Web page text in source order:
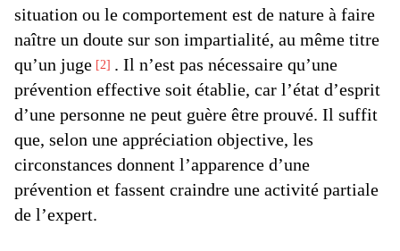
situation ou le comportement est de nature à faire
naître un doute sur son impartialité, au même titre
qu’un juge 2
. Il n’est pas nécessaire qu’une
prévention effective soit établie, car l’état d’esprit
d’une personne ne peut guère être prouvé. Il suffit
que, selon une appréciation objective, les
circonstances donnent l’apparence d’une
prévention et fassent craindre une activité partiale
de l’expert.